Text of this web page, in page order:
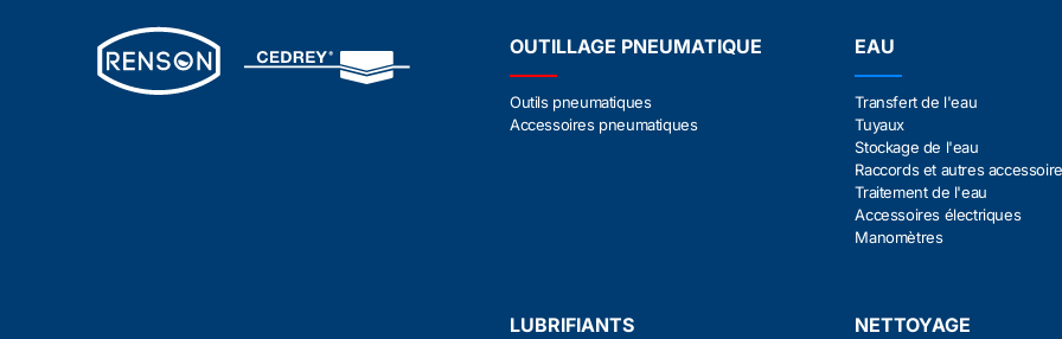
OUTILLAGE PNEUMATIQUE
Outils pneumatiques
Accessoires pneumatiques
EAU
Transfert de l'eau
Tuyaux
Stockage de l'eau
Raccords et autres
Traitement de l'eau
Accessoires électriques
Manomètres
LUBRIFIANTS NETTOYAGE